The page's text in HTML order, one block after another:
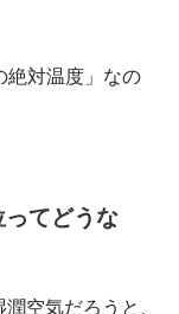
絶対温度」なの
てどうな
空気だろうと、